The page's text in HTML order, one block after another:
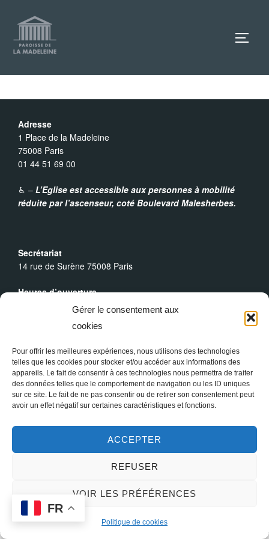
Gérer le consentement aux
cookies
Pour offrir les meilleures expériences, nous utilisons des technologies
telles que les cookies pour stocker et/ou accéder aux informations des
appareils. Le fait de consentir à ces technologies nous permettra de traiter
des données telles que le comportement de navigation ou les ID uniques
sur ce site. Le fait de ne pas consentir ou de retirer son consentement peut
avoir un effet négatif sur certaines caractéristiques et fonctions.
ACCEPTER
REFUSER
VOIR LES PRÉFÉRENCES
Politique de cookies
contenu
Adresse
1 Place de la Madeleine
75008 Paris
01 44 51 69 00
♿︎ – L’Eglise est accessible aux personnes à mobilité
réduite par l’ascenseur, coté Boulevard Malesherbes.
Secrétariat
14 rue de Surène 75008 Paris
Heures d’ouverture
Du lundi au dimanche : 9h30 - 19h00
Messes Dominicales
Dimanche, messe à10h30et18h
Copyright © 2026 Sainte Marie-Madeleine à Paris
FR